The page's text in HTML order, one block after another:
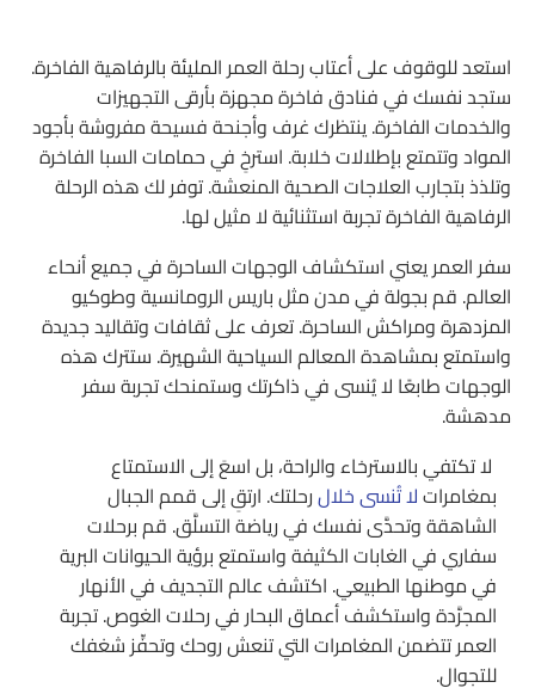
استعد للوقوف على أعتاب رحلة العمر المليئة بالرفاهية الفاخرة.
ستجد نفسك في فنادق فاخرة مجهزة بأرقى التجهيزات
والخدمات الفاخرة. ينتظرك غرف وأجنحة فسيحة مفروشة بأجود
المواد وتتمتع بإطلالات خلابة. استرخِ في حمامات السبا الفاخرة
وتلذذ بتجارب العلاجات الصحية المنعشة. توفر لك هذه الرحلة
الرفاهية الفاخرة تجربة استثنائية لا مثيل لها.
سفر العمر يعني استكشاف الوجهات الساحرة في جميع أنحاء
العالم. قم بجولة في مدن مثل باريس الرومانسية وطوكيو
المزدهرة ومراكش الساحرة. تعرف على ثقافات وتقاليد جديدة
واستمتع بمشاهدة المعالم السياحية الشهيرة. ستترك هذه
الوجهات طابعًا لا يُنسى في ذاكرتك وستمنحك تجربة سفر
مدهشة.
لا تكتفي بالاسترخاء والراحة، بل اسعَ إلى الاستمتاع
بمغامراتلا تُنسى خلالرحلتك. ارتقِ إلى قمم الجبال
الشاهقة وتحدَّى نفسك في رياضة التسلَّق. قم برحلات
سفاري في الغابات الكثيفة واستمتع برؤية الحيوانات البرية
في موطنها الطبيعي. اكتشف عالم التجديف في الأنهار
المجرَّدة واستكشف أعماق البحار في رحلات الغوص. تجربة
العمر تتضمن المغامرات التي تنعش روحك وتحفِّز شغفك
للتجوال.